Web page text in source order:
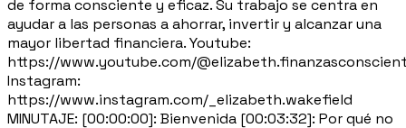
de forma consciente y eficaz. Su trabajo se centra en
ayudar a las personas a ahorrar, invertir y alcanzar una
mayor libertad financiera. Youtube:
https://www.youtube.com/
Instagram:
https://www.instagram.com/_elizabeth.wakefield
MINUTAJE: [00:00:00]: Bienvenida [00:03:32]: Por qué no